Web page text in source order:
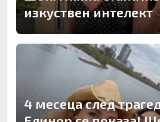
изкуствен интелект
4 месеца след